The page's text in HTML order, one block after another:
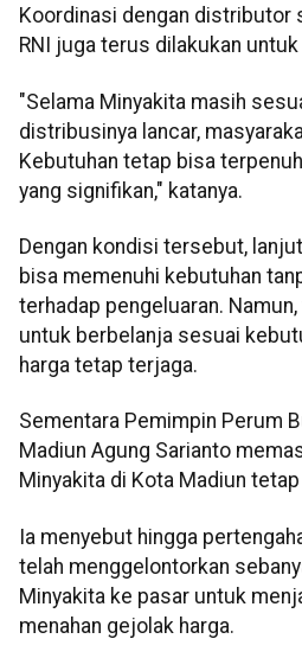
Koordinasi dengan distributor
RNI juga terus dilakukan
"Selama Minyakita masih
distribusinya lancar,
Kebutuhan tetap bisa
yang signifikan," katanya.
Dengan kondisi tersebut,
bisa memenuhi kebutuhan
terhadap pengeluaran.
untuk berbelanja sesuai
harga tetap terjaga.
Sementara Pemimpin Perum
Madiun Agung Sarianto
Minyakita di Kota Madiun tetap
Ia menyebut hingga
telah menggelontorkan
Minyakita ke pasar untuk
menahan gejolak harga.